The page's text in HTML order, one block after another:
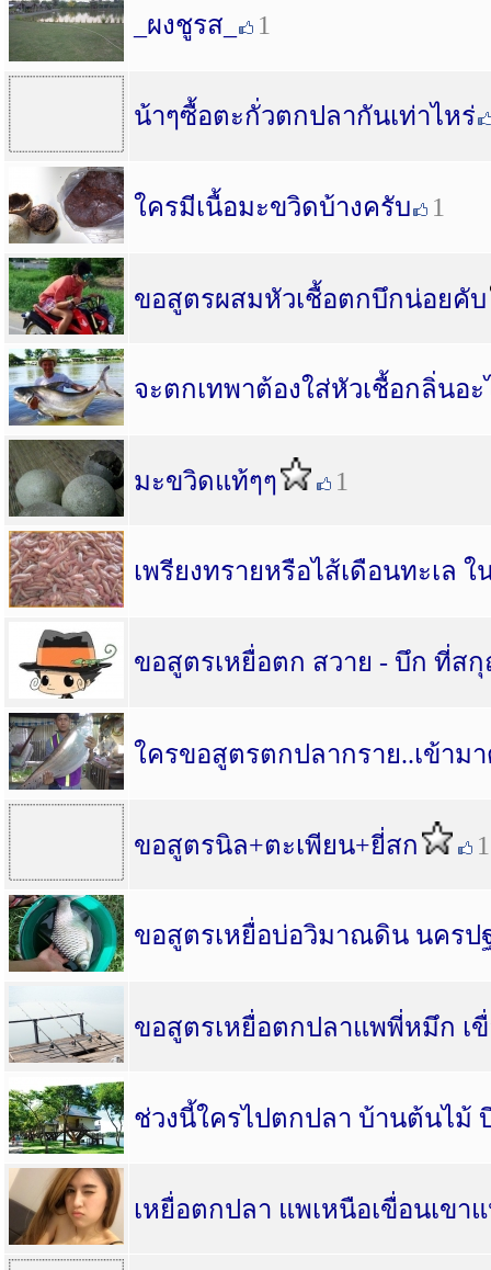
_ผงชูรส_ 1
น้าๆซื้อตะกั่วตกปลากันเท่าไหร่
ใครมีเนื้อมะขวิดบ้างครับ 1
ขอสูตรผสมหัวเชื้อตกบึกน่อยคับ
จะตกเทพาต้องใส่หัวเชื้อกลิ่นอ
มะขวิดแท้ๆๆ 1
เพรียงทรายหรือไส้เดือนทะเล
ขอสูตรเหยื่อตก สวาย - บึก ที่ส
ใครขอสูตรตกปลากราย..เข้าม
ขอสูตรนิล+ตะเพียน+ยี่สก 1
ขอสูตรเหยื่อบ่อวิมาณดิน นครป
ขอสูตรเหยื่อตกปลาแพพี่หมึก เ
ช่วงนี้ใครไปตกปลา บ้านต้นไม้
เหยื่อตกปลา แพเหนือเขื่อนเขา